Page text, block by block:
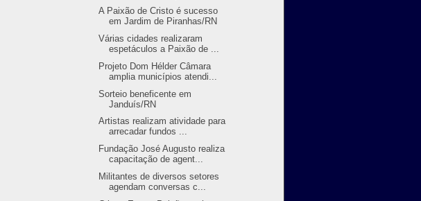
A Paixão de Cristo é sucesso
em Jardim de Piranhas/RN
Várias cidades realizaram
espetáculos a Paixão de ...
Projeto Dom Hélder Câmara
amplia municípios atendi...
Sorteio beneficente em
Janduís/RN
Artistas realizam atividade para
arrecadar fundos ...
Fundação José Augusto realiza
capacitação de agent...
Militantes de diversos setores
agendam conversas c...